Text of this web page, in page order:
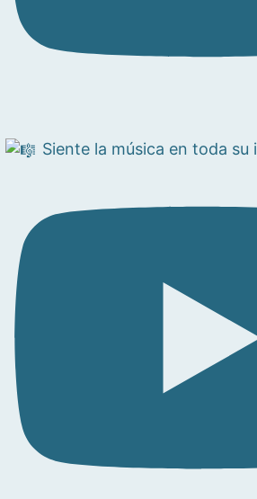
Siente la música en toda su